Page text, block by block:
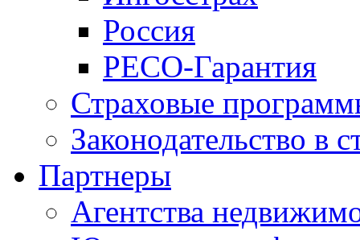
Россия
РЕСО-Гарантия
Страховые
Законодательство в
Партнеры
Агентства